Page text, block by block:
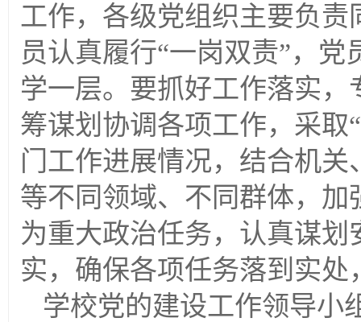
工作，各级党组织主要负
员认真履行“一岗双责”，党
学一层。要抓好工作落实
筹谋划协调各项工作，采取
门工作进展情况，结合机
等不同领域、不同群体，
为重大政治任务，认真谋
实，确保各项任务落到实处
学校党的建设工作领导小